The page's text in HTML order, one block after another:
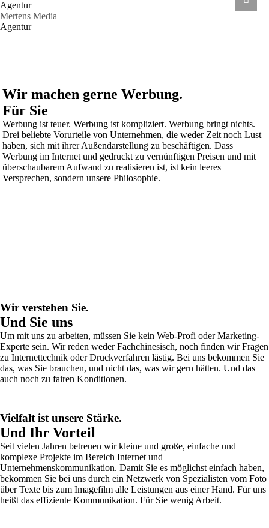
Agentur
Mertens Media
Agentur
Wir machen gerne Werbung.
Für Sie
Werbung ist teuer. Werbung ist kompliziert. Werbung bringt nichts.
Drei beliebte Vorurteile von Unternehmen, die weder Zeit noch Lust
haben, sich mit ihrer Außendarstellung zu beschäftigen. Dass
Werbung im Internet und gedruckt zu vernünftigen Preisen und mit
überschaubarem Aufwand zu realisieren ist, ist kein leeres
Versprechen, sondern unsere Philosophie.
Wir verstehen Sie.
Und Sie uns
Um mit uns zu arbeiten, müssen Sie kein Web-Profi oder Marketing-
Experte sein. Wir reden weder Fachchinesisch, noch finden wir Fragen
zu Internettechnik oder Druckverfahren lästig. Bei uns bekommen Sie
das, was Sie brauchen, und nicht das, was wir gern hätten. Und das
auch noch zu fairen Konditionen.
Vielfalt ist unsere Stärke.
Und Ihr Vorteil
Seit vielen Jahren betreuen wir kleine und große, einfache und
komplexe Projekte im Bereich Internet und
Unternehmenskommunikation. Damit Sie es möglichst einfach haben,
bekommen Sie bei uns durch ein Netzwerk von Spezialisten vom Foto
über Texte bis zum Imagefilm alle Leistungen aus einer Hand. Für uns
heißt das effiziente Kommunikation. Für Sie wenig Arbeit.